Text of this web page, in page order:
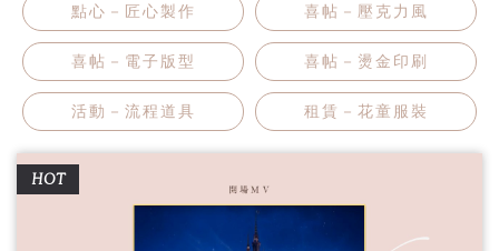
點心－匠心製作 喜帖－壓克力風
喜帖－電子版型 喜帖－燙金印刷
活動－流程道具 租賃－花童服裝
HOT